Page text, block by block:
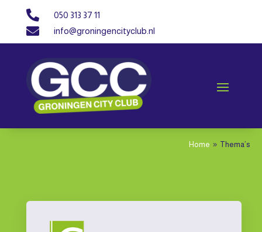
 050 313 37 11
 info@groningencityclub.nl
Home 9 Thema’s